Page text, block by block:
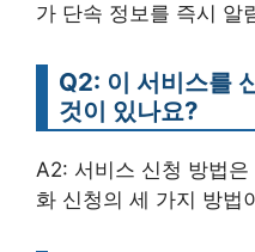
가 단속 정보를 즉시 알
Q2: 이 서비스를
것이 있나요?
A2: 서비스 신청 방법
화 신청의 세 가지 방법